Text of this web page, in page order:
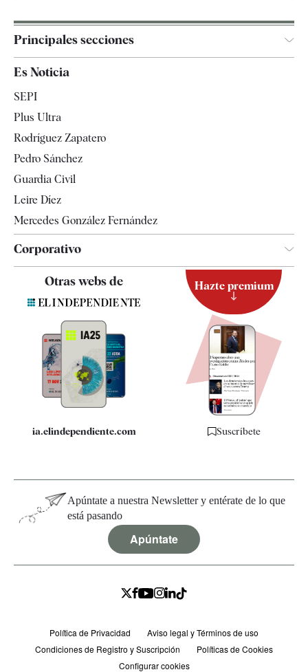
Principales secciones
España
Televisión
Es Noticia
SEPI
Plus Ultra
Rodríguez Zapatero
Pedro Sánchez
Guardia Civil
Leire Díez
Mercedes González Fernández
Corporativo
Contacto
Quiénes somos
Especificaciones
Otras webs de
ia.elindependiente.com
Hazte premium
Suscríbete
Apúntate a nuestra Newsletter y entérate de lo que
está pasando
Apúntate
Política de Privacidad
Aviso legal y Términos de uso
Condiciones de Registro y Suscripción
Políticas de Cookies
Configurar cookies